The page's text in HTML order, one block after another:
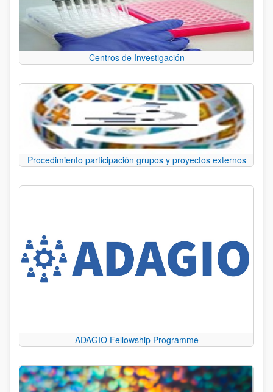
Centros de Investigación
Procedimiento participación grupos y proyectos externos
ADAGIO Fellowship Programme